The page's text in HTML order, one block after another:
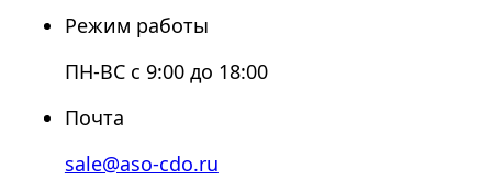
Режим работы
ПН-ВС с 9:00 до 18:00
Почта
sale@aso-cdo.ru